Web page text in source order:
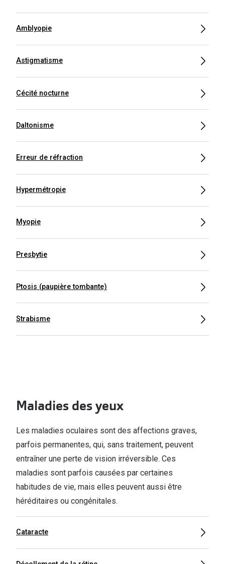
Amblyopie
Astigmatisme
Cécité nocturne
Daltonisme
Erreur de réfraction
Hypermétropie
Myopie
Presbytie
Ptosis (paupière tombante)
Strabisme
Maladies des yeux
Les maladies oculaires sont des affections graves,
parfois permanentes, qui, sans traitement, peuvent
entraîner une perte de vision irréversible. Ces
maladies sont parfois causées par certaines
habitudes de vie, mais elles peuvent aussi être
héréditaires ou congénitales.
Cataracte